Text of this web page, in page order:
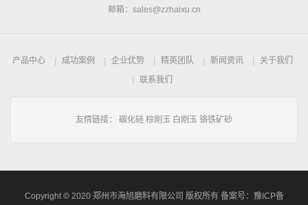
邮箱：sales@zzhaixu.cn
产品中心 成功案例 企业优势 精英团队 新闻资讯
关于我们
联系我们
友情链接： 碳化硅 棕刚玉 白刚玉 铬铁矿砂
Copyright © 2020 郑州市海旭磨料有限公司 版权所有 备案号： 豫ICP备